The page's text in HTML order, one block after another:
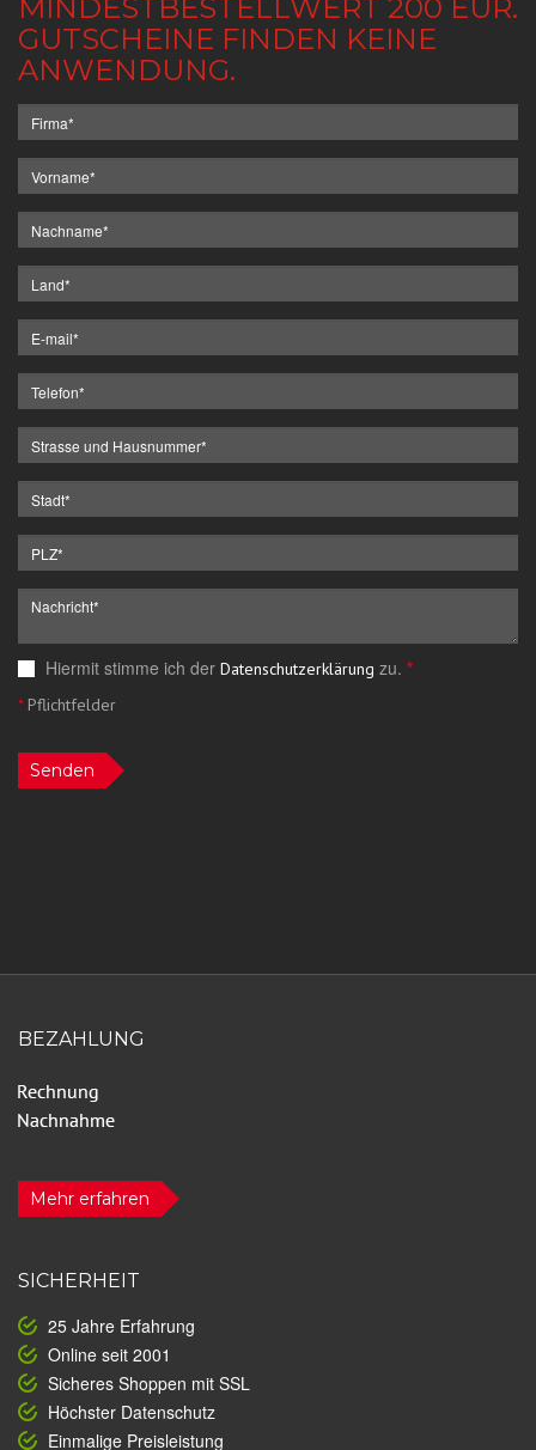
MINDESTBESTELLWERT 200 EUR.
GUTSCHEINE FINDEN KEINE
ANWENDUNG.
Hiermit stimme ich der Datenschutzerklärung zu. *
*Pflichtfelder
Senden
BEZAHLUNG
Mehr erfahren
SICHERHEIT
25 Jahre Erfahrung
Online seit 2001
Sicheres Shoppen mit SSL
Höchster Datenschutz
Einmalige Preisleistung